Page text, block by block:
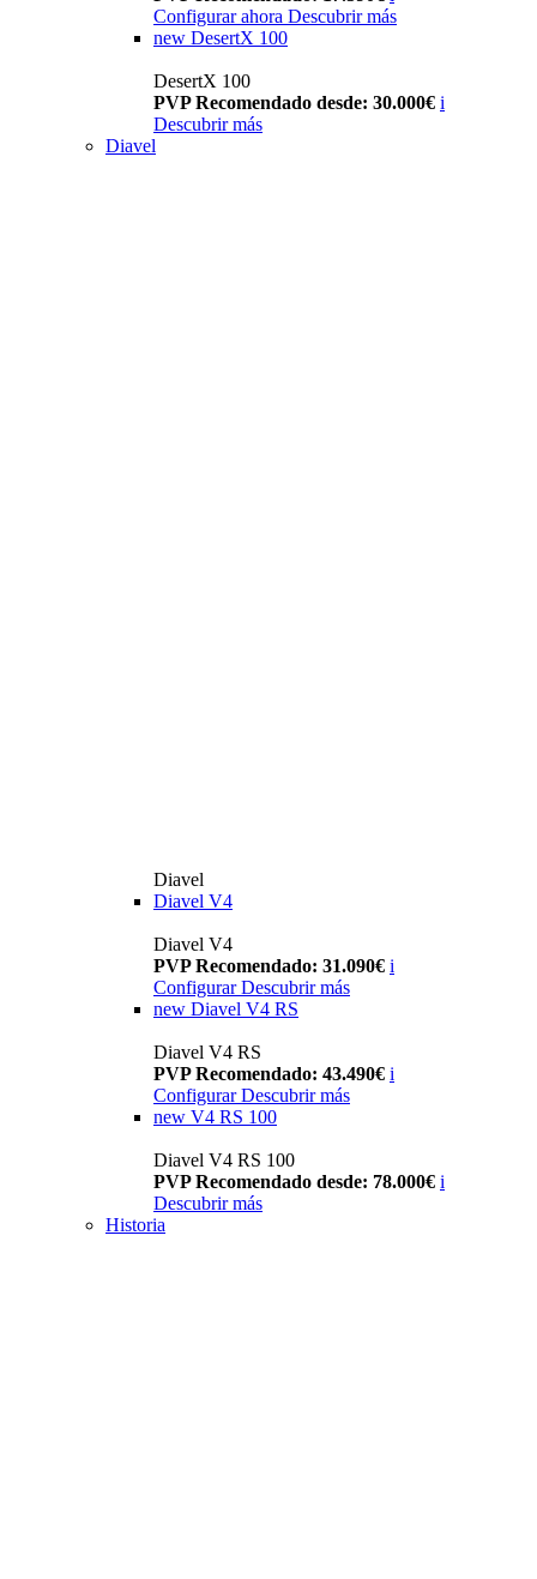
Configurar ahora Descubrir más
new DesertX 100
DesertX 100
PVP Recomendado desde: 30.000€ i
Descubrir más
Diavel
Diavel
Diavel V4
Diavel V4
PVP Recomendado: 31.090€ i
Configurar Descubrir más
new Diavel V4 RS
Diavel V4 RS
PVP Recomendado: 43.490€ i
Configurar Descubrir más
new V4 RS 100
Diavel V4 RS 100
PVP Recomendado desde: 78.000€ i
Descubrir más
Historia